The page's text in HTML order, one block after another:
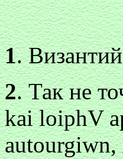
1.
2. Так не
kai loiphV
autourgiwn,